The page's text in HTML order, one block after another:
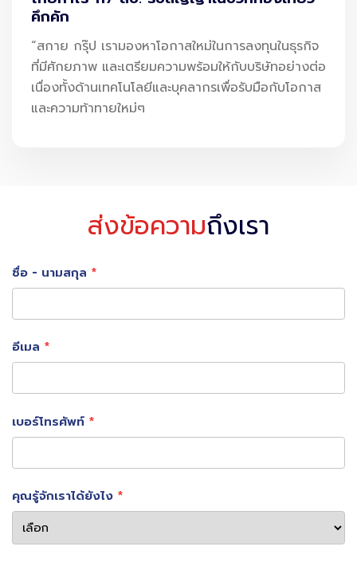
ฟ้าทะลายโจรร่วมกับยาอื่นควรปรึกษาแพทย์เพื่อรับคำแนะนำ
ห้ามใช้ฟ้าทะลายโจร
ผู้ป่วยที่มีประวัติเป็นโรคไตอักเสบ เนื่องจากเคยติดเชื้อ
Streptococcus group A
ผู้ป่วยที่มีประวัติเป็นโรคหัวใจรูห์มาติค
คึกคัก
“สกาย กรุ๊ป เรามองหาโอกาสใหม่ในการลงทุนในธุรกิจ
ที่มีศักยภาพ และเตรียมความพร้อมให้กับบริษัทอย่างต่อ
เนื่องทั้งด้านเทคโนโลยีและบุคลากรเพื่อรับมือกับโอกาส
และความท้าทายใหม่ๆ
ส่งข้อความถึงเรา
ชื่อ - นามสกุล
อีเมล
เบอร์โทรศัพท์
คุณรู้จักเราได้ยังไง